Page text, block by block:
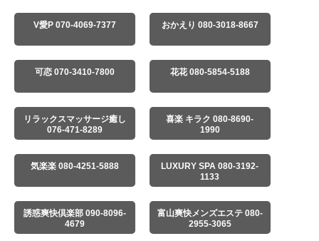
V愛P 070-4069-7377 おかえり 080-3018-8667
可恋 070-3410-7800 花花 080-5854-5188
リラックスマッサージ癒し
076-471-8289
喜楽 キラク 080-8690-
1990
気楽楽 080-4251-5888
LUXURY SPA 080-3192-
1133
誘惑爽快倶楽部 090-8096-
4679
富山爽快メンズエステ 080-
2955-3065